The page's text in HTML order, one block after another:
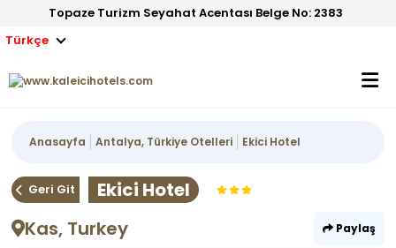
Topaze Turizm Seyahat Acentası Belge No: 2383
Türkçe
Anasayfa Antalya, Türkiye Otelleri Ekici Hotel
Geri Git
Ekici Hotel
Kas, Turkey
Paylaş